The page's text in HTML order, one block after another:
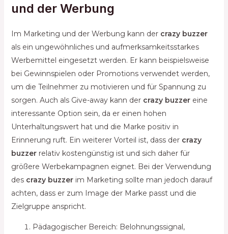
und der Werbung
Im Marketing und der Werbung kann der crazy buzzer
als ein ungewöhnliches und aufmerksamkeitsstarkes
Werbemittel eingesetzt werden. Er kann beispielsweise
bei Gewinnspielen oder Promotions verwendet werden,
um die Teilnehmer zu motivieren und für Spannung zu
sorgen. Auch als Give-away kann der crazy buzzereine
interessante Option sein, da er einen hohen
Unterhaltungswert hat und die Marke positiv in
Erinnerung ruft. Ein weiterer Vorteil ist, dass der crazy
buzzerrelativ kostengünstig ist und sich daher für
größere Werbekampagnen eignet. Bei der Verwendung
des crazy buzzerim Marketing sollte man jedoch darauf
achten, dass er zum Image der Marke passt und die
Zielgruppe anspricht.
Pädagogischer Bereich: Belohnungssignal,